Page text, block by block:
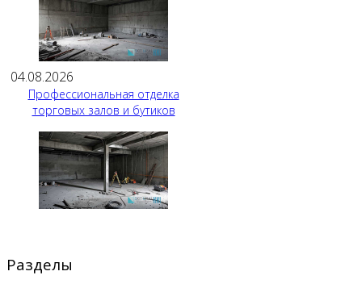
04.08.2026
Профессиональная отделка
торговых залов и бутиков
Разделы